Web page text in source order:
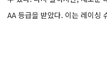
AA 등급을 받았다. 이는 레이싱